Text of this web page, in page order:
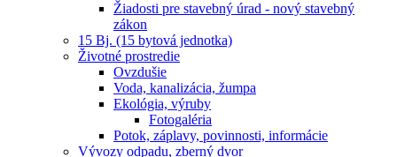
Žiadosti pre stavebný úrad - nový stavebný
zákon
15 Bj. (15 bytová jednotka)
Životné prostredie
Ovzdušie
Voda, kanalizácia, žumpa
Ekológia, výruby
Fotogaléria
Potok, záplavy, povinnosti, informácie
Vývozy odpadu, zberný dvor